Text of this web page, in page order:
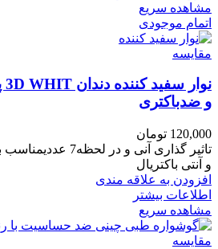
مشاهده سریع
اتمام موجودی
مقایسه
و ضدباکتری
120,000 تومان
تاثیر گذاری آنی و
و آنتی باکتریال
افزودن به علاقه مندی
اطلاعات بیشتر
مشاهده سریع
مقایسه